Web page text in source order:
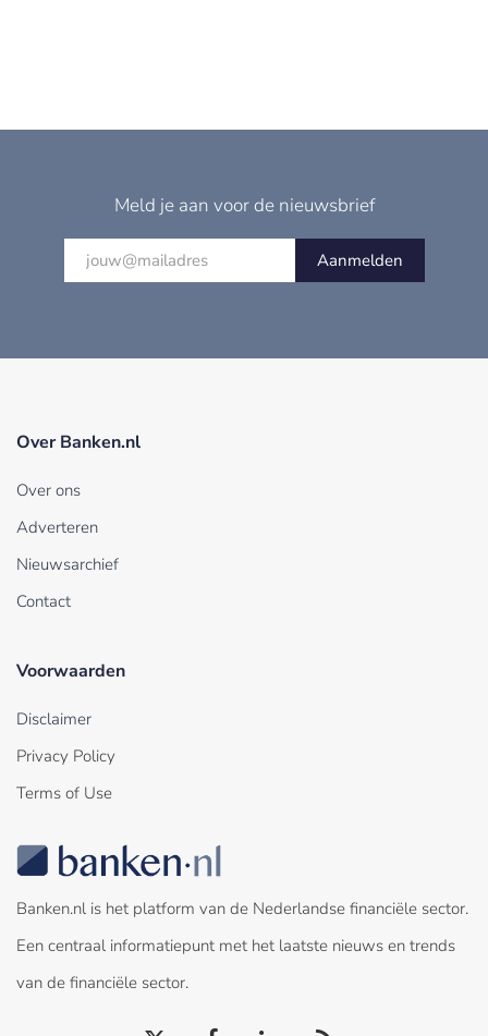
Meld je aan voor de nieuwsbrief
Aanmelden
Over Banken.nl
Over ons
Adverteren
Nieuwsarchief
Contact
Voorwaarden
Disclaimer
Privacy Policy
Terms of Use
Banken.nl is het platform van de Nederlandse financiële sector.
Een centraal informatiepunt met het laatste nieuws en trends
van de financiële sector.